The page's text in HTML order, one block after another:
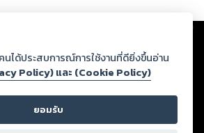
ลดผ่านเว็บไซต์และปรากฏว่าละเมิดสิทธิใน
อื่นหรือขัดต่อกฎหมายและศีลธรรม ดังนั้น ผู้อ่าน
การกลั่นกรองด้วยตนเอง และหากท่านพบว่าส่วน
ศีลธรรม กรุณาแจ้งมายังบริษัท เพื่อทีมงานจะได้
สตอรี่ล็อกขอสงวนลิขสิทธิ์ตามพระราชบัญญัติ
)
นได้ประสบการณ์การใช้งานที่ดียิ่งขึ้นอ่าน
Policy) และ (Cookie Policy)
ยอมรับ